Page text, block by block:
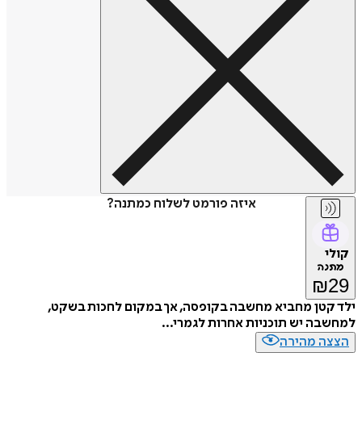
איזה פורמט לשלוח כמתנה?
מתנה
₪
קטן מחביא מחשבה בקופסה, אך במקום לחכות בשקט,
יש תוכניות אחרות לגמרי...
מהירה